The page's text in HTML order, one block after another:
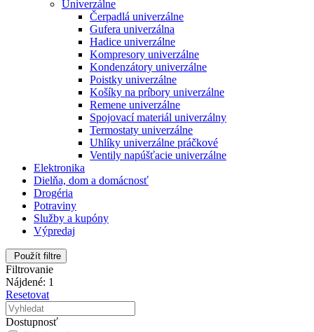
Univerzálne
Čerpadlá univerzálne
Gufera univerzálna
Hadice univerzálne
Kompresory univerzálne
Kondenzátory univerzálne
Poistky univerzálne
Košíky na príbory univerzálne
Remene univerzálne
Spojovací materiál univerzálny
Termostaty univerzálne
Uhlíky univerzálne práčkové
Ventily napúšťacie univerzálne
Elektronika
Dielňa, dom a domácnosť
Drogéria
Potraviny
Služby a kupóny
Výpredaj
Použít filtre
Filtrovanie
Nájdené: 1
Resetovat
Dostupnosť